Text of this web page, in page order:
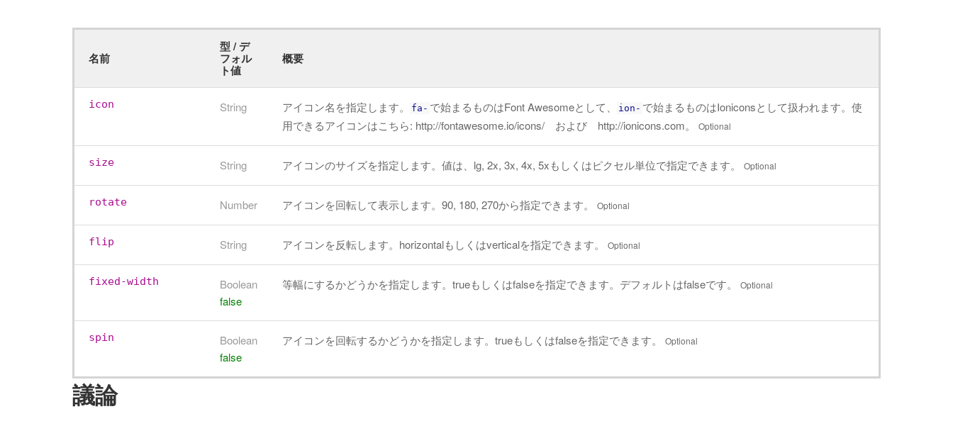
名前
型 / デ
フォル
ト値
概要
icon String アイコン名を指定します。 fa- で始まるものはFont Awesomeとして、 ion- で始まるものはIoniconsとして扱われます。使
用できるアイコンはこちら: http://fontawesome.io/icons/ および http://ionicons.com。
Optional
size String アイコンのサイズを指定します。値は、lg, 2x, 3x, 4x, 5xもしくはピクセル単位で指定できます。 Optional
rotate Number アイコンを回転して表示します。90, 180, 270から指定できます。 Optional
flip String アイコンを反転します。horizontalもしくはverticalを指定できます。 Optional
fixed-width
Boolean
false
等幅にするかどうかを指定します。trueもしくはfalseを指定できます。デフォルトはfalseです。 Optional
spin
Boolean
false
アイコンを回転するかどうかを指定します。trueもしくはfalseを指定できます。 Optional
議論